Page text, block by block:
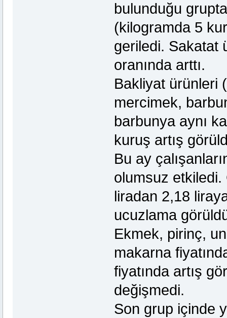
bulunduğu
(kilogramda 5
geriledi. Sakatat
oranında arttı.
Bakliyat ürünleri
mercimek,
barbunya aynı
kuruş artış
Bu ay
olumsuz etkiledi.
liradan 2,18
ucuzlama
Ekmek, pirinç,
makarna
fiyatında artış
değişmedi.
Son grup içinde